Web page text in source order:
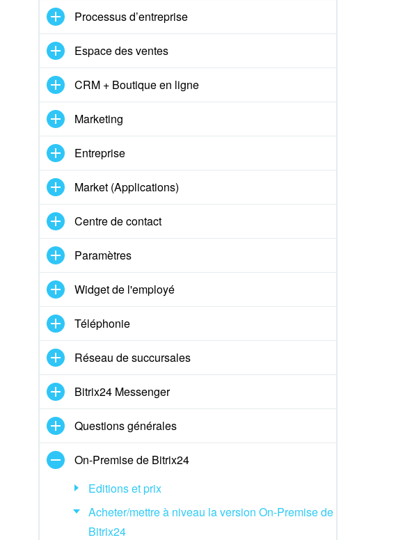
Processus d’entreprise
Espace des ventes
CRM + Boutique en ligne
Marketing
Entreprise
Market (Applications)
Centre de contact
Paramètres
Widget de l'employé
Téléphonie
Réseau de succursales
Bitrix24 Messenger
Questions générales
On-Premise de Bitrix24
Editions et prix
Acheter/mettre à niveau la version On-Premise de
Bitrix24